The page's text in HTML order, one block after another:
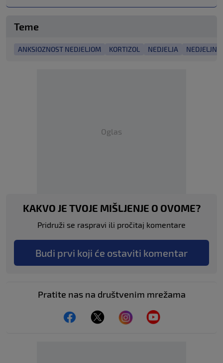
Teme
ANKSIOZNOST NEDJELJOM KORTIZOL NEDJELJA NEDJELJNI
Oglas
KAKVO JE TVOJE MIŠLJENJE O OVOME?
Pridruži se raspravi ili pročitaj komentare
Budi prvi koji će ostaviti komentar
Pratite nas na društvenim mrežama